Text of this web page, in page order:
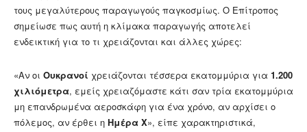
τους μεγαλύτερους παραγωγούς παγκοσμίως. Ο Επίτροπος
σημείωσε πως αυτή η κλίμακα παραγωγής αποτελεί
ενδεικτική για το τι χρειάζονται και άλλες χώρες:
«Αν οι Ουκρανοί χρειάζονται τέσσερα εκατομμύρια για 1.200
χιλιόμετρα, εμείς χρειαζόμαστε κάτι σαν τρία εκατομμύρια
μη επανδρωμένα αεροσκάφη για ένα χρόνο, αν αρχίσει ο
πόλεμος, αν έρθει η Ημέρα Χ», είπε χαρακτηριστικά,